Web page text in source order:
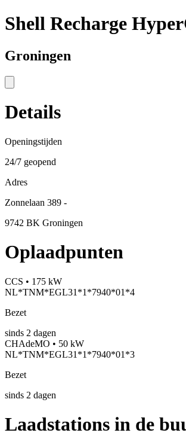
Shell Recharge
Groningen
Details
Openingstijden
24/7 geopend
Adres
Zonnelaan 389 -
9742 BK Groningen
Oplaadpunten
CCS • 175 kW
NL*TNM*EGL31*1*7940*01*4
Bezet
sinds 2 dagen
CHAdeMO • 50 kW
NL*TNM*EGL31*1*7940*01*3
Bezet
sinds 2 dagen
Laadstations in de